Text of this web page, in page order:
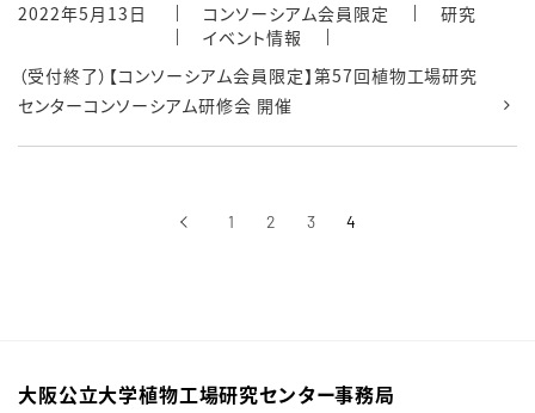
2022年5月13日 コンソーシアム会員限定
研究
イベント情報
（受付終了）【コンソーシアム会員限定】第57回植物工場研究
センターコンソーシアム研修会 開催
‹前へ 1 2 3 4
大阪公立大学植物工場研究センター事務局